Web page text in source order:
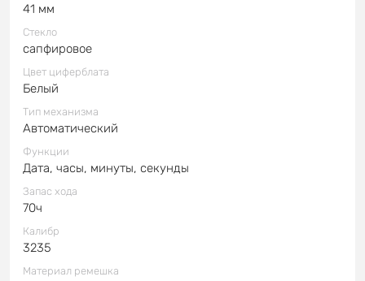
41 мм
Стекло
сапфировое
Цвет циферблата
Белый
Тип механизма
Автоматический
Функции
Дата, часы, минуты, секунды
Запас хода
70ч
Калибр
3235
Материал ремешка